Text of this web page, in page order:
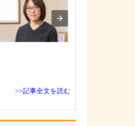
>>記事全文を読む